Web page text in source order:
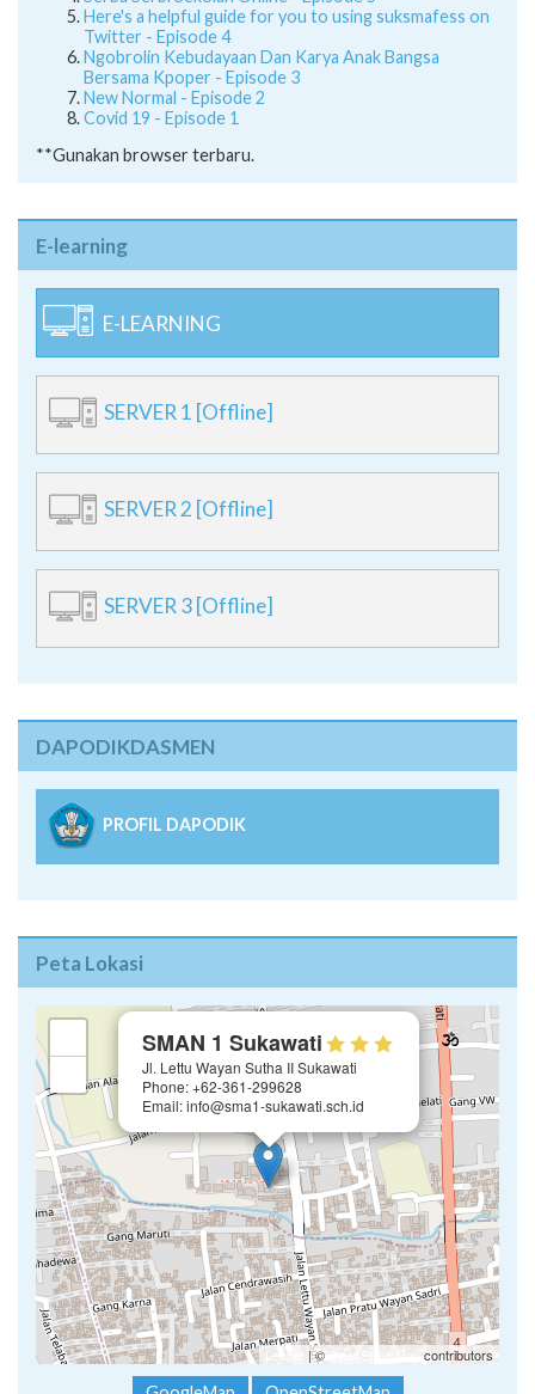
Here's a helpful guide for you to using suksmafess on
Twitter - Episode 4
Ngobrolin Kebudayaan Dan Karya Anak Bangsa
Bersama Kpoper - Episode 3
New Normal - Episode 2
Covid 19 - Episode 1
**Gunakan browser terbaru.
E-learning
E-LEARNING
SERVER 1 [Offline]
SERVER 2 [Offline]
SERVER 3 [Offline]
DAPODIKDASMEN
PROFIL DAPODIK
Peta Lokasi
SMAN 1 Sukawati
Jl. Lettu Wayan Sutha II Sukawati
Phone: +62-361-299628
Email: info@sma1-sukawati.sch.id
Leaflet | ©OpenStreetMap contributors